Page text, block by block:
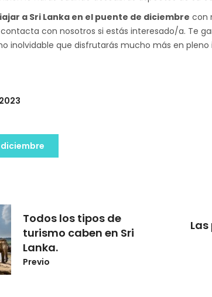
a Sri Lanka en el puente de diciembre con
con nosotros si estás interesado/a. Te
inolvidable que disfrutarás mucho más en pleno
Todos los tipos de
turismo caben en Sri
Lanka.
Previo